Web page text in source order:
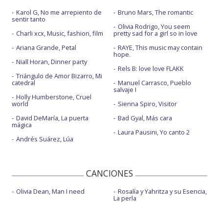
Karol G, No me arrepiento de
sentir tanto
Charli xcx, Music, fashion, film
Ariana Grande, Petal
Niall Horan, Dinner party
Triángulo de Amor Bizarro, Mi
catedral
Holly Humberstone, Cruel
world
David DeMaría, La puerta
mágica
Andrés Suárez, Lúa
Bruno Mars, The romantic
Olivia Rodrigo, You seem
pretty sad for a girl so in love
RAYE, This music may contain
hope.
Rels B: love love FLAKK
Manuel Carrasco, Pueblo
salvaje I
Sienna Spiro, Visitor
Bad Gyal, Más cara
Laura Pausini, Yo canto 2
CANCIONES
Olivia Dean, Man I need Rosalía y Yahritza y su Esencia,
La perla